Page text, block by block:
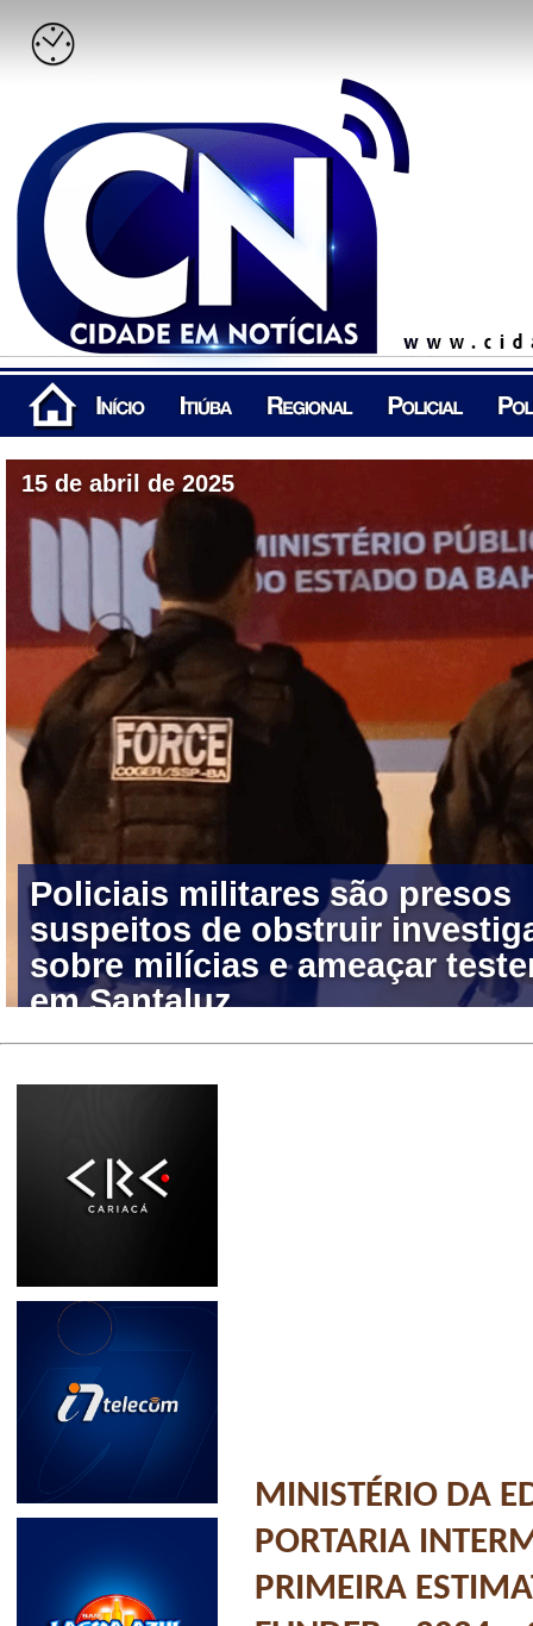
Policiais militares são presos
suspeitos de obstruir
sobre milícias e ameaçar
15 de abril de 2025
MINISTÉRIO DA
PORTARIA
PRIMEIRA